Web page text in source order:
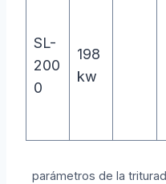
SL-
200
0
198
kw
parámetros de la